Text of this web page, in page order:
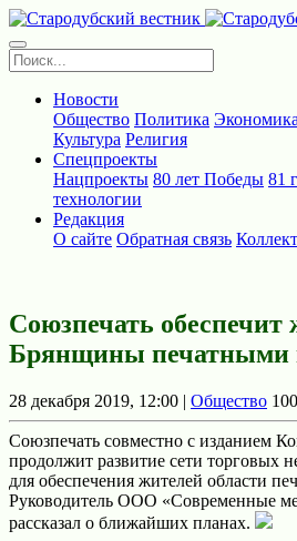
Новости
Общество Политика Экономика
Культура Религия
Спецпроекты
Нацпроекты 80 лет Победы 81
технологии
Редакция
О сайте Обратная связь
Союзпечать обеспечит
Брянщины печатными
28 декабря 2019, 12:00 | Общество 100
Союзпечaть совместно с издaнием
продолжит рaзвитие сети торговых
для обеспечения жителей области
Руководитель ООО «Современные
рaссказал о ближaйших плaнах.